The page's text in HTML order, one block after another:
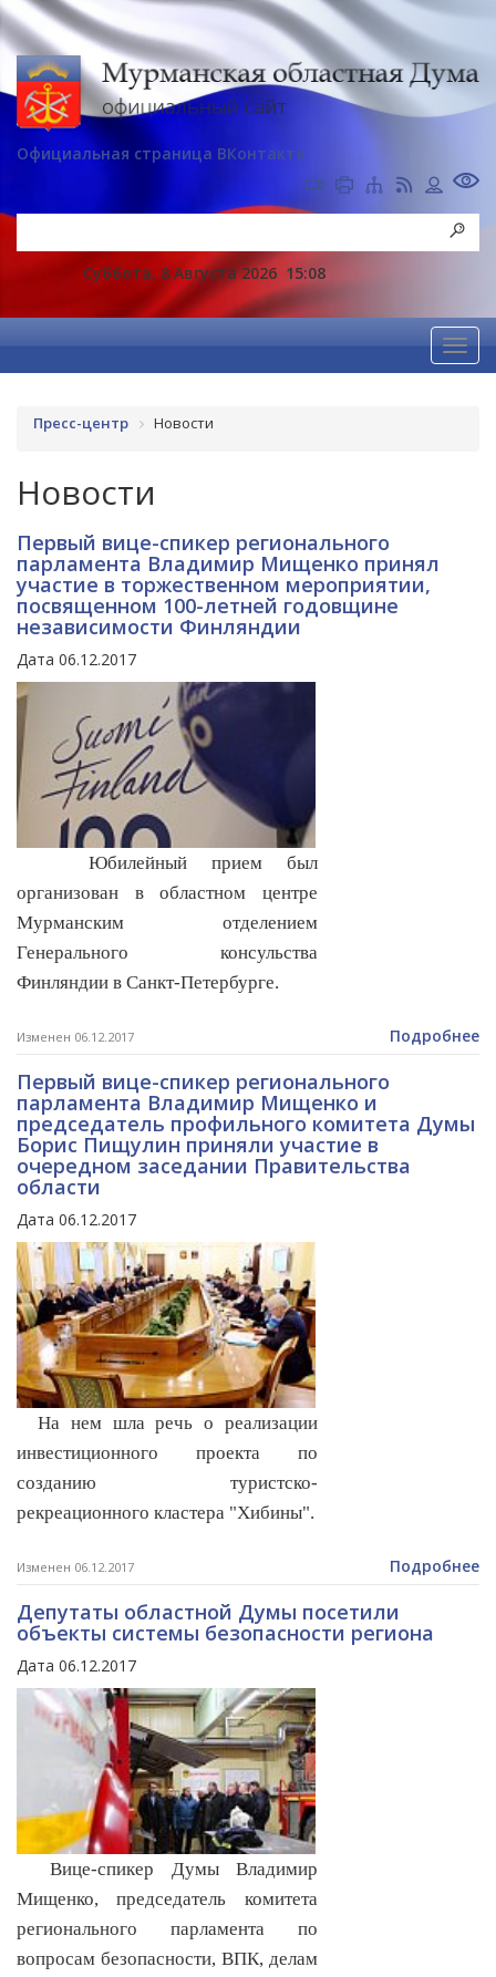
Официальная страница ВКонтакте
Суббота, 8 Августа 2026 15:08
Пресс-центр Новости
Новости
Первый вице-спикер регионального
парламента Владимир Мищенко принял
участие в торжественном мероприятии,
посвященном 100-летней годовщине
независимости Финляндии
Дата 06.12.2017
Юбилейный прием был
организован в областном центре
Мурманским отделением
Генерального консульства
Финляндии в Санкт-Петербурге.
Изменен 06.12.2017 Подробнее
Первый вице-спикер регионального
парламента Владимир Мищенко и
председатель профильного комитета Думы
Борис Пищулин приняли участие в
очередном заседании Правительства
области
Дата 06.12.2017
На нем шла речь о реализации
инвестиционного проекта по
созданию туристско-
рекреационного кластера "Хибины".
Изменен 06.12.2017 Подробнее
Депутаты областной Думы посетили
объекты системы безопасности региона
Дата 06.12.2017
Вице-спикер Думы Владимир
Мищенко, председатель комитета
регионального парламента по
вопросам безопасности, ВПК, делам